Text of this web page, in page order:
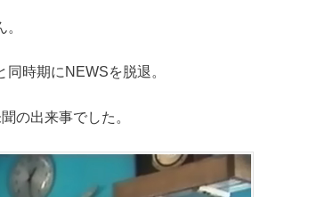
時期にNEWSを脱退。
の出来事でした。